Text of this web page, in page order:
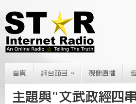
首頁 網台節目 » 視像直播
主題與"文武政經四